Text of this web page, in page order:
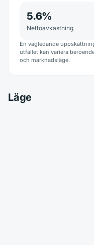
5.6%
Nettoavkastning
En vägledande
utfallet kan variera
och marknadsläge.
Läge